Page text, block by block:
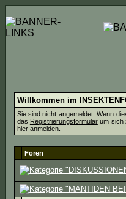
Willkommen im
Sie sind nicht angemeldet. Wenn
das Registrierungsformularum sich
hieranmelden.
Foren